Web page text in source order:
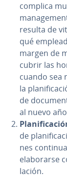
complica
resulta de
qué
margen de
cubrir las
cuando sea
la
de
al nuevo
de
nes
ela­bo­rar­se
la­ción.